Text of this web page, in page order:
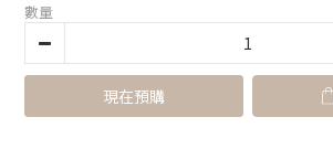
數量
現在預購